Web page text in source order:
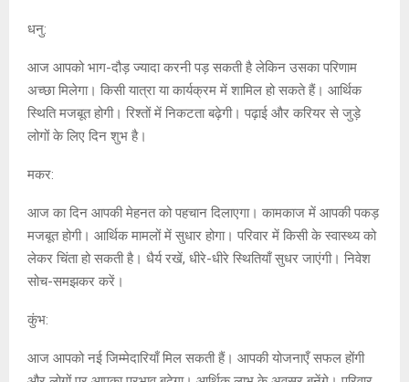
धनु:
आज आपको भाग-दौड़ ज्यादा करनी पड़ सकती है लेकिन उसका परिणाम
अच्छा मिलेगा। किसी यात्रा या कार्यक्रम में शामिल हो सकते हैं। आर्थिक
स्थिति मजबूत होगी। रिश्तों में निकटता बढ़ेगी। पढ़ाई और करियर से जुड़े
लोगों के लिए दिन शुभ है।
मकर:
आज का दिन आपकी मेहनत को पहचान दिलाएगा। कामकाज में आपकी पकड़
मजबूत होगी। आर्थिक मामलों में सुधार होगा। परिवार में किसी के स्वास्थ्य को
लेकर चिंता हो सकती है। धैर्य रखें, धीरे-धीरे स्थितियाँ सुधर जाएंगी। निवेश
सोच-समझकर करें।
कुंभ:
आज आपको नई जिम्मेदारियाँ मिल सकती हैं। आपकी योजनाएँ सफल होंगी